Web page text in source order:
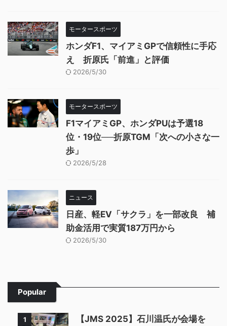
モータースポーツ
ホンダF1、マイアミGPで信頼性に手応
え 折原氏「前進」と評価
2026/5/30
モータースポーツ
F1マイアミGP、ホンダPUは予選18
位・19位──折原TGM「次への小さな一
歩」
2026/5/28
ニュース
日産、軽EV「サクラ」を一部改良 補
助金活用で実質187万円から
2026/5/30
Popular
1
【JMS 2025】石川温氏が会場を